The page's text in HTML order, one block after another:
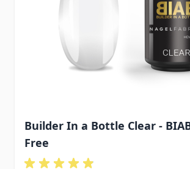
Builder In a Bottle Clear -
Free